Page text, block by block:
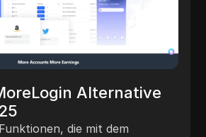
Alternative
die mit dem